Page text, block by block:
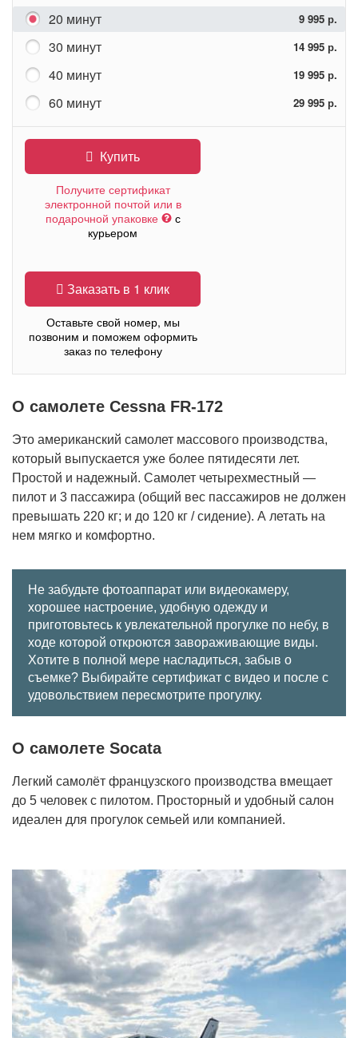
20 минут 9 995 р.
30 минут 14 995 р.
40 минут 19 995 р.
60 минут 29 995 р.
Купить
Получите сертификат
электронной почтой или в
подарочной упаковке
с
курьером
Заказать в 1 клик
Оставьте свой номер, мы
позвоним и поможем оформить
заказ по телефону
О самолете Cessna FR-172
Это американский самолет массового производства,
который выпускается уже более пятидесяти лет.
Простой и надежный. Самолет четырехместный —
пилот и 3 пассажира (общий вес пассажиров не должен
превышать 220 кг; и до 120 кг / сидение). А летать на
нем мягко и комфортно.
Не забудьте фотоаппарат или видеокамеру,
хорошее настроение, удобную одежду и
приготовьтесь к увлекательной прогулке по небу, в
ходе которой откроются завораживающие виды.
Хотите в полной мере насладиться, забыв о
съемке? Выбирайте сертификат с видео и после с
удовольствием пересмотрите прогулку.
О самолете Socata
Легкий самолёт французского производства вмещает
до 5 человек с пилотом. Просторный и удобный салон
идеален для прогулок семьей или компанией.